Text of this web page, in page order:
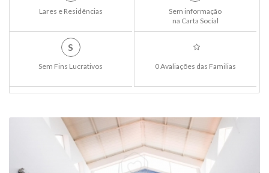
Lares e Residências
Sem informação
na Carta Social
S
Sem Fins Lucrativos 0 Avaliações das Familias